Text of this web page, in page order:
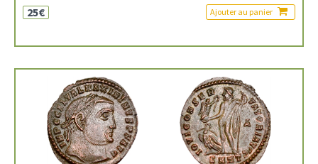
25€ Ajouter au panier